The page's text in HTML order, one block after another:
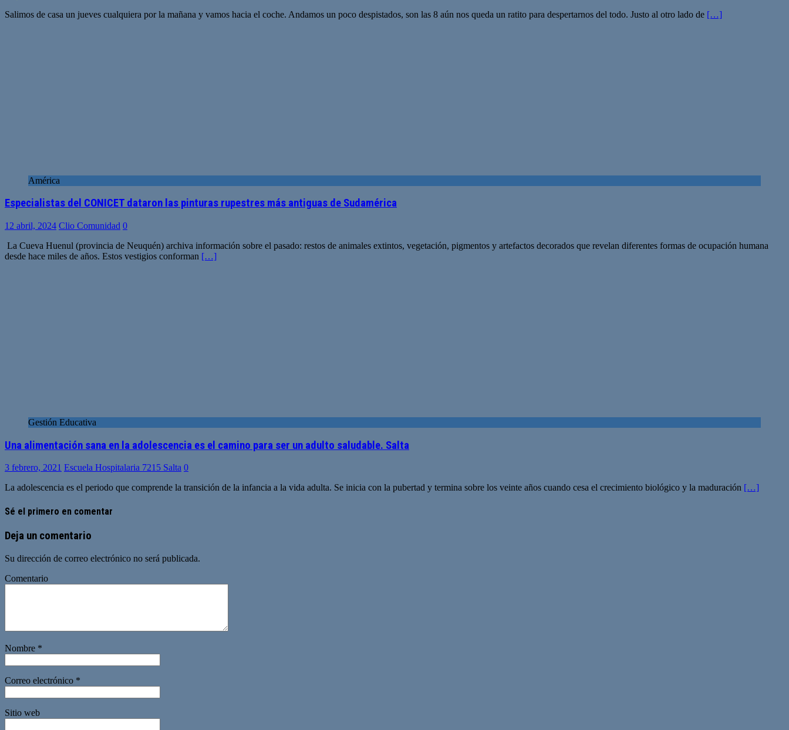
Salimos de casa un jueves cualquiera por la mañana y vamos hacia el coche. Andamos un poco despistados, son las 8 aún nos queda un ratito para despertarnos del todo. Justo al otro lado de […]
América
Especialistas del CONICET dataron las pinturas rupestres más antiguas de Sudamérica
12 abril, 2024 Clio Comunidad 0
La Cueva Huenul (provincia de Neuquén) archiva información sobre el pasado: restos de animales extintos, vegetación, pigmentos y artefactos decorados que revelan diferentes formas de ocupación humana
desde hace miles de años. Estos vestigios conforman […]
Gestión Educativa
Una alimentación sana en la adolescencia es el camino para ser un adulto saludable. Salta
3 febrero, 2021 Escuela Hospitalaria 7215 Salta 0
La adolescencia es el periodo que comprende la transición de la infancia a la vida adulta. Se inicia con la pubertad y termina sobre los veinte años cuando cesa el crecimiento biológico y la maduración […]
Sé el primero en comentar
Deja un comentario
Su dirección de correo electrónico no será publicada.
Comentario
Nombre *
Correo electrónico *
Sitio web